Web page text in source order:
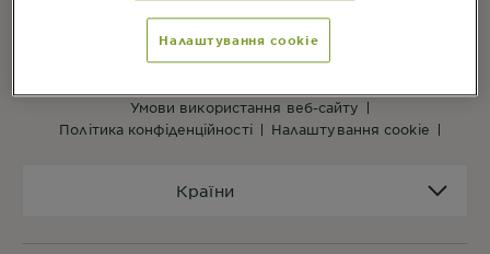
ПОСИЛАННЯ ВЕБ-САЙТУ
умови використання веб-сайту
політика конфіденційності
налаштування cookie
Країни
Налаштування cookie